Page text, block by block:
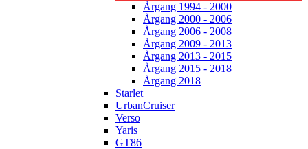
Årgang 1994 - 2000
Årgang 2000 - 2006
Årgang 2006 - 2008
Årgang 2009 - 2013
Årgang 2013 - 2015
Årgang 2015 - 2018
Årgang 2018
Starlet
UrbanCruiser
Verso
Yaris
GT86